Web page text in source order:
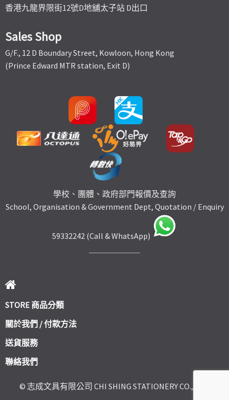
香港九龍界限街12號D地舖太子站 D出口
Sales Shop
G/F., 12 D Boundary Street, Kowloon, Hong Kong
(Prince Edward MTR station, Exit D)
學校、團體、政府部門報價及查詢
School, Organisation & Government Dept, Quotation / Enquiry
59332242 (Call & WhatsApp)
STORE 商品分類
關於我們 / 付款方法
送貨服務
聯絡我們
© 志成文具有限公司 CHI SHING STATIONERY CO., LTD.